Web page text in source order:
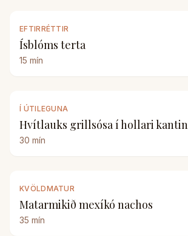
EFTIRRÉTTIR
Ísblóms terta
15 mín
Í ÚTILEGUNA
Hvítlauks grillsósa í hollari
30 mín
KVÖLDMATUR
Matarmikið mexíkó nachos
35 mín